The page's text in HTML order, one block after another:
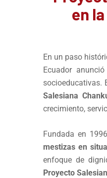
en
En un paso
Ecuador
socioeducativas.
Salesiana
crecimiento,
Fundada en
mestizas en
enfoque de
Proyecto